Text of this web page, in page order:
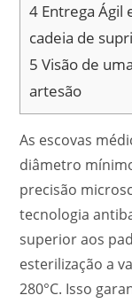
4 Entrega Ágil
cadeia de
5 Visão de
artesão
As escovas
diâmetro
precisão
tecnologia
superior aos
esterilização a
280°C. Isso